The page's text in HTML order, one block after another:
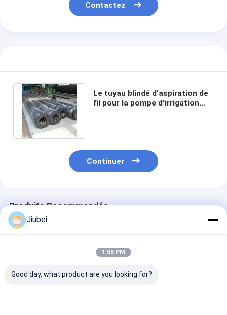
Contactez
Le tuyau blindé d'aspiration de
fil pour la pompe d'irrigation
Continuer
Produits Recommandés
Jiubei
1:55 PM
Good day, what product are you looking for?